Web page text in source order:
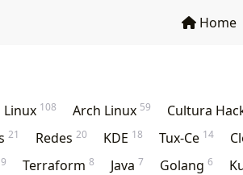
Home
Linux 108 Arch Linux 59 Cultura
21 Redes 20 KDE 18 Tux-Ce 14
9 Terraform 8 Java 7 Golang 6